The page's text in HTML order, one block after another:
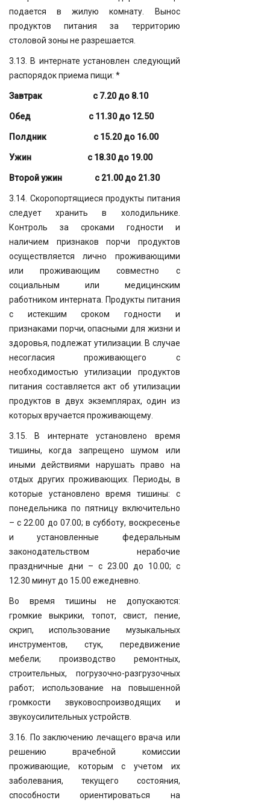
подается в жилую комнату. Вынос
продуктов питания за территорию
столовой зоны не разрешается.
3.13. В интернате установлен следующий
распорядок приема пищи: *
Завтрак с 7.20 до 8.10
Обед с 11.30 до 12.50
Полдник с 15.20 до 16.00
Ужин с 18.30 до 19.00
Второй ужин с 21.00 до 21.30
3.14. Скоропортящиеся продукты питания
следует хранить в холодильнике.
Контроль за сроками годности и
наличием признаков порчи продуктов
осуществляется лично проживающими
или проживающим совместно с
социальным или медицинским
работником интерната. Продукты питания
с истекшим сроком годности и
признаками порчи, опасными для жизни и
здоровья, подлежат утилизации. В случае
несогласия проживающего с
необходимостью утилизации продуктов
питания составляется акт об утилизации
продуктов в двух экземплярах, один из
которых вручается проживающему.
3.15. В интернате установлено время
тишины, когда запрещено шумом или
иными действиями нарушать право на
отдых других проживающих. Периоды, в
которые установлено время тишины: с
понедельника по пятницу включительно
– с 22.00 до 07.00; в субботу, воскресенье
и установленные федеральным
законодательством нерабочие
праздничные дни – с 23.00 до 10.00; с
12.30 минут до 15.00 ежедневно.
Во время тишины не допускаются:
громкие выкрики, топот, свист, пение,
скрип, использование музыкальных
инструментов, стук, передвижение
мебели; производство ремонтных,
строительных, погрузочно-разгрузочных
работ; использование на повышенной
громкости звуковоспроизводящих и
звукоусилительных устройств.
3.16. По заключению лечащего врача или
решению врачебной комиссии
проживающие, которым с учетом их
заболевания, текущего состояния,
способности ориентироваться на